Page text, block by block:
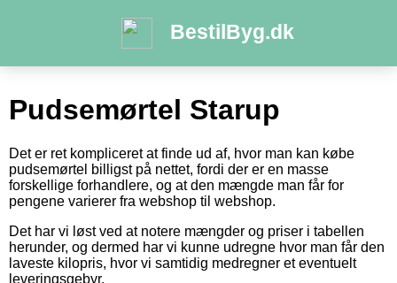
BestilByg.dk
Pudsemørtel Starup
Det er ret kompliceret at finde ud af, hvor man kan købe
pudsemørtel billigst på nettet, fordi der er en masse
forskellige forhandlere, og at den mængde man får for
pengene varierer fra webshop til webshop.
Det har vi løst ved at notere mængder og priser i tabellen
herunder, og dermed har vi kunne udregne hvor man får den
laveste kilopris, hvor vi samtidig medregner et eventuelt
leveringsgebyr.